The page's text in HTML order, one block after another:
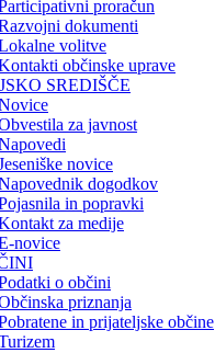
proračun
dokumenti
volitve
občinske uprave
SREDIŠČE
za javnost
novice
dogodkov
in popravki
za medije
novice
o občini
priznanja
in prijateljske občine